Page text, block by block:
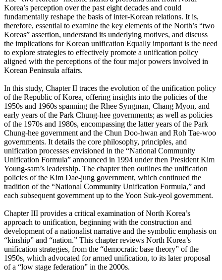
Korea’s perception over the past eight decades and could
fundamentally reshape the basis of inter-Korean relations. It is,
therefore, essential to examine the key elements of the North’s “two
Koreas” assertion, understand its underlying motives, and discuss
the implications for Korean unification Equally important is the need
to explore strategies to effectively promote a unification policy
aligned with the perceptions of the four major powers involved in
Korean Peninsula affairs.
In this study, Chapter II traces the evolution of the unification policy
of the Republic of Korea, offering insights into the policies of the
1950s and 1960s spanning the Rhee Syngman, Chang Myon, and
early years of the Park Chung-hee governments; as well as policies
of the 1970s and 1980s, encompassing the latter years of the Park
Chung-hee government and the Chun Doo-hwan and Roh Tae-woo
governments. It details the core philosophy, principles, and
unification processes envisioned in the “National Community
Unification Formula” announced in 1994 under then President Kim
Young-sam’s leadership. The chapter then outlines the unification
policies of the Kim Dae-jung government, which continued the
tradition of the “National Community Unification Formula,” and
each subsequent government up to the Yoon Suk-yeol government.
Chapter III provides a critical examination of North Korea’s
approach to unification, beginning with the construction and
development of a nationalist narrative and the symbolic emphasis on
“kinship” and “nation.” This chapter reviews North Korea’s
unification strategies, from the “democratic base theory” of the
1950s, which advocated for armed unification, to its later proposal
of a “low stage federation” in the 2000s.